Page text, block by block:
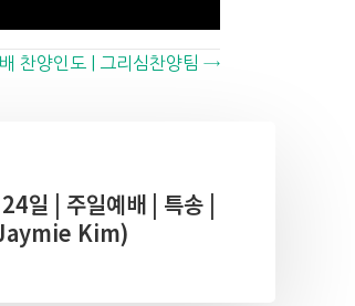
찬양인도 | 그리심찬양팀 →
일 | 주일예배 | 특송 |
Kim)